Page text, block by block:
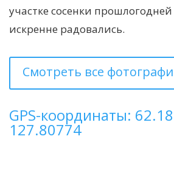
участке сосенки
искренне радовались.
Смотреть все
GPS-координаты:
127.80774